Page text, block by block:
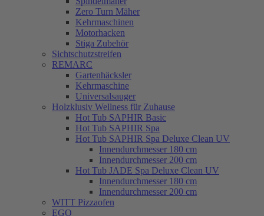
Zero Turn Mäher
Kehrmaschinen
Motorhacken
Stiga Zubehör
Sichtschutzstreifen
REMARC
Gartenhäcksler
Kehrmaschine
Universalsauger
Holzklusiv Wellness für Zuhause
Hot Tub SAPHIR Basic
Hot Tub SAPHIR Spa
Hot Tub SAPHIR Spa Deluxe Clean UV
Innendurchmesser 180 cm
Innendurchmesser 200 cm
Hot Tub JADE Spa Deluxe Clean UV
Innendurchmesser 180 cm
Innendurchmesser 200 cm
WITT Pizzaofen
EGO